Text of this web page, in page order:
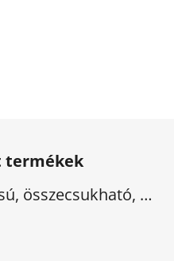
termékek
Titan, 150 kg teherbírású, összecsukható, elektromos háromkerekű